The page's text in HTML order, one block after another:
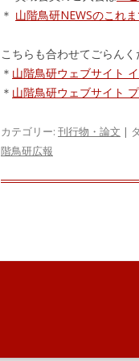
＊ 山階鳥研NEWSのこれ
こちらも合わせてごらんく
＊ 山階鳥研ウェブサイト
＊ 山階鳥研ウェブサイト
カテゴリー: 刊行物・論文 |
階鳥研広報